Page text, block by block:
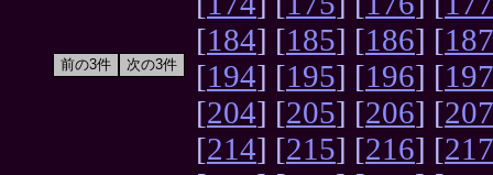
[184] [185] [186] [187
[194] [195] [196] [197
[204] [205] [206] [207
[214] [215] [216] [217